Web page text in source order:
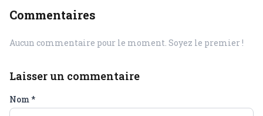
Commentaires
Aucun commentaire pour le moment. Soyez le premier !
Laisser un commentaire
Nom*